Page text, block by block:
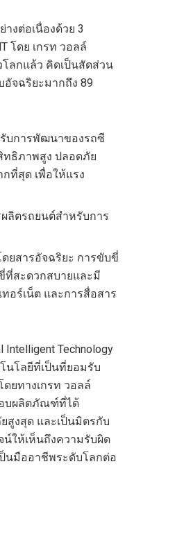
งต่อเนื่องด้วย 3
โดย เกรท วอลล์
ลกแล้ว คิดเป็นสัดส่วน
อัจฉริยะมากถึง 89
บการพัฒนาของรถซี
ทธิภาพสูง ปลอดภัย
ที่สุด เพื่อให้แรง
ลิตรถยนต์สำหรับการ
ยสารอัจฉริยะ การขับขี่
ที่สะดวกสบายและมี
อร์เน็ต และการสื่อสาร
Technology
นโลยีที่เป็นที่ยอมรับ
ยทางเกรท วอลล์
อบผลิตภัณฑ์ที่ได้
งสุด และเป็นมิตรกับ
ให้เห็นถึงความรับผิด
นมืออาชีพระดับโลกต่อ